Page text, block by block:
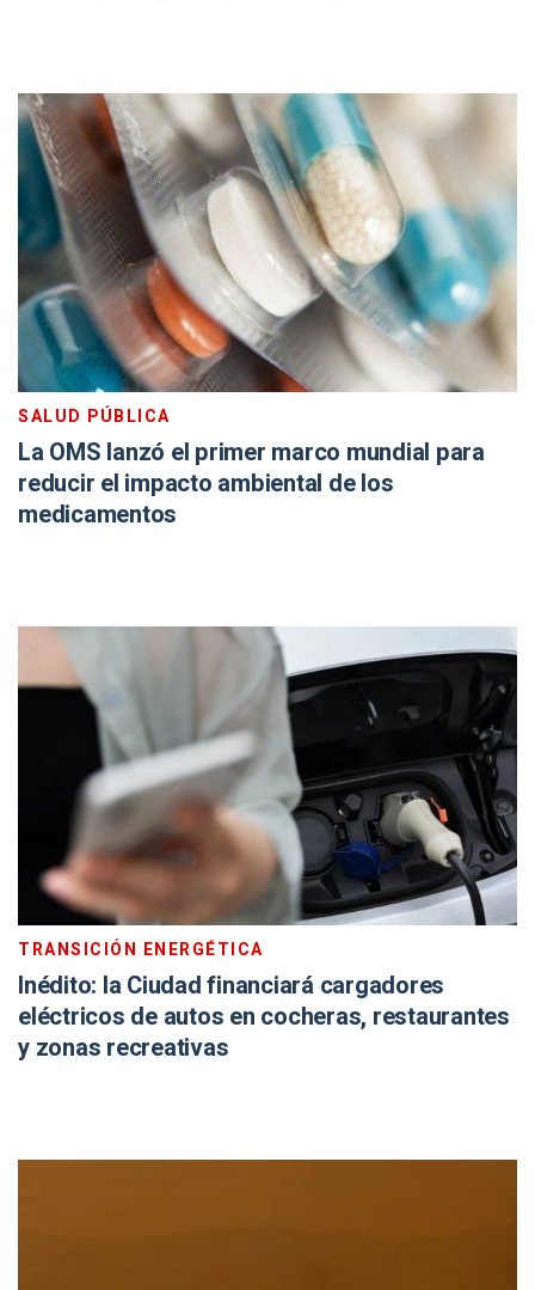
SALUD PÚBLICA
La OMS lanzó el primer marco mundial para
reducir el impacto ambiental de los
medicamentos
TRANSICIÓN ENERGÉTICA
Inédito: la Ciudad financiará cargadores
eléctricos de autos en cocheras, restaurantes
y zonas recreativas